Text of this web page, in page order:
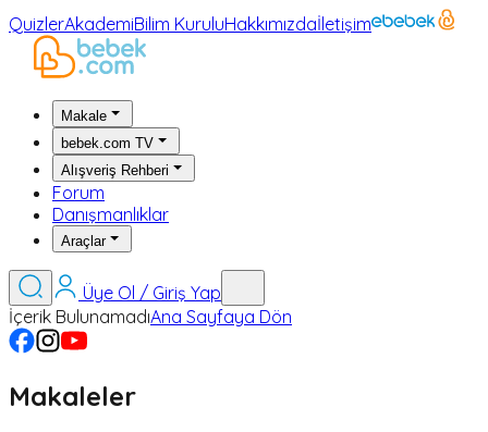
QuizlerAkademiBilim KuruluHakkımızdaİletişim
Makale
bebek.com TV
Alışveriş Rehberi
Forum
Danışmanlıklar
Araçlar
Üye Ol / Giriş Yap
İçerik BulunamadıAna Sayfaya Dön
Makaleler